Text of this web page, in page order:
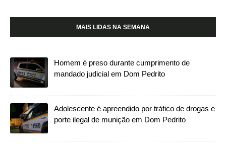
MAIS LIDAS NA SEMANA
Homem é preso durante cumprimento de
mandado judicial em Dom Pedrito
Adolescente é apreendido por tráfico de drogas e
porte ilegal de munição em Dom Pedrito